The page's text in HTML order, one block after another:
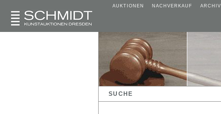
AUKTIONEN NACHVERKAUF ARCHIV
SUCHE